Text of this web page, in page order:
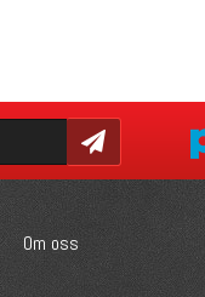
Skicka
Om oss